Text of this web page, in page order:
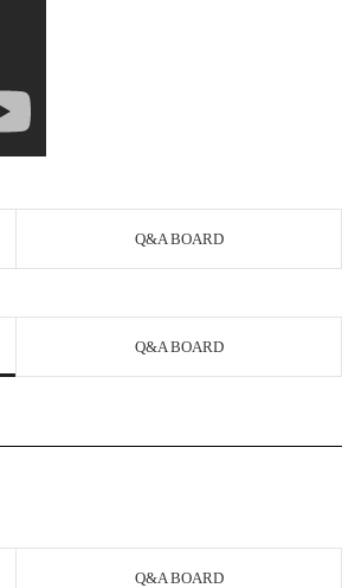
Q&A BOARD
Q&A BOARD
Q&A BOARD